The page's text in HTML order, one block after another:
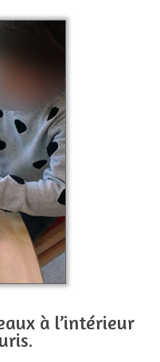
à l’intérieur